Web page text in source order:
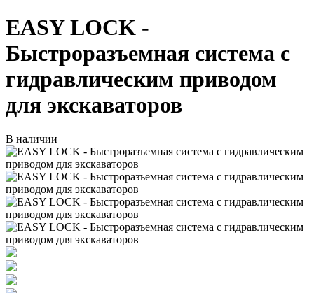
EASY LOCK -
Быстроразъемная система с
гидравлическим приводом
для экскаваторов
В наличии